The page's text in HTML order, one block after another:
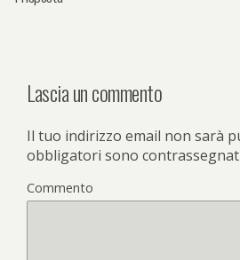
Lascia un commento
Il tuo indirizzo email non sarà
obbligatori sono
Commento